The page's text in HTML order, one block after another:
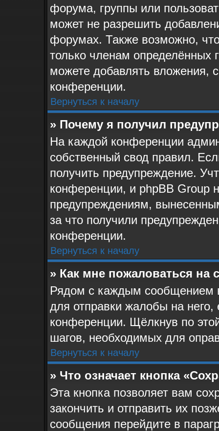
форума, группы или
может не разрешить
форумах. Также возможно,
только членам определённых
можете добавлять вложения,
конференции.
Вернуться к началу
» Почему я получил
На каждой конференции
собственный свод правил.
получить предупреждение.
конференции, и phpBB Group
предупреждениям,
за что получили
конференции.
Вернуться к началу
» Как мне пожаловаться на
Рядом с каждым сообщением
для отправки жалобы на
конференции. Щёлкнув по
шагов, необходимых для
Вернуться к началу
» Что означает кнопка
Эта кнопка позволяет вам
закончить и отправить их
сообщения перейдите в